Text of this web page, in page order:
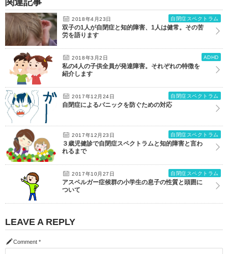
関連記事
2018年4月23日 自閉症スペクトラム
双子の1人が自閉症と知的障害、1人は健常。その苦
労を語ります
2018年3月2日 ADHD
私の4人の子供全員が発達障害。それぞれの特徴を
紹介します
2017年12月24日 自閉症スペクトラム
自閉症によるパニックを防ぐための対応
2017年12月23日 自閉症スペクトラム
３歳児健診で自閉症スペクトラムと知的障害と言わ
れるまで
2017年10月27日 自閉症スペクトラム
アスペルガー症候群の小学生の息子の性質と頭囲に
ついて
LEAVE A REPLY
Comment *